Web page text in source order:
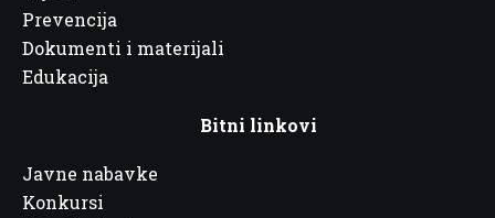
Prevencija
Dokumenti i materijali
Edukacija
Bitni linkovi
Javne nabavke
Konkursi